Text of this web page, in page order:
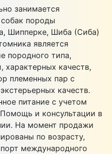
занимается
породы
Шипперке, Шиба (Сиба)
является
породного типа,
характерных качеств,
племенных пар с
качеств.
питание с учетом
и консультации в
На момент продажи
по возрасту,
международного